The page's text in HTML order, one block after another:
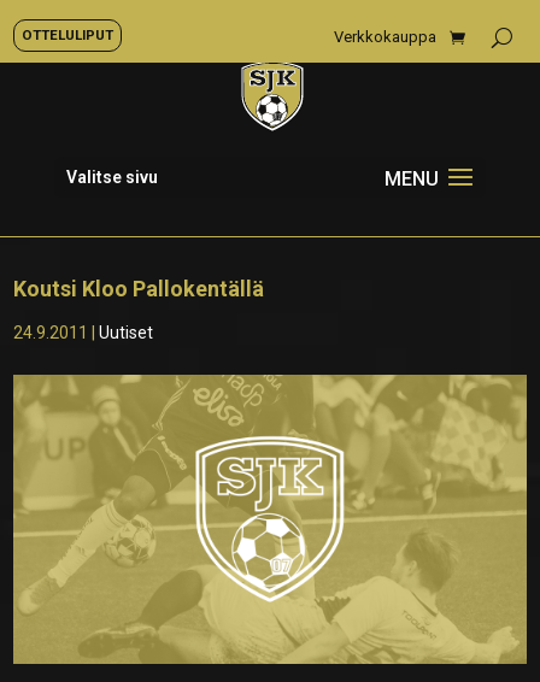
OTTELULIPUT Verkkokauppa
Valitse sivu
Koutsi Kloo Pallokentällä
24.9.2011 |Uutiset